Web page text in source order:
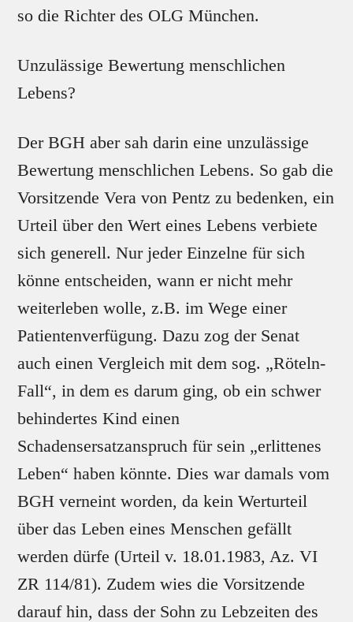
so die Richter des OLG München.
Unzulässige Bewertung menschlichen
Lebens?
Der BGH aber sah darin eine unzulässige
Bewertung menschlichen Lebens. So gab die
Vorsitzende Vera von Pentz zu bedenken, ein
Urteil über den Wert eines Lebens verbiete
sich generell. Nur jeder Einzelne für sich
könne entscheiden, wann er nicht mehr
weiterleben wolle, z.B. im Wege einer
Patientenverfügung. Dazu zog der Senat
auch einen Vergleich mit dem sog. „Röteln-
Fall“, in dem es darum ging, ob ein schwer
behindertes Kind einen
Schadensersatzanspruch für sein „erlittenes
Leben“ haben könnte. Dies war damals vom
BGH verneint worden, da kein Werturteil
über das Leben eines Menschen gefällt
werden dürfe (Urteil v. 18.01.1983, Az. VI
ZR 114/81). Zudem wies die Vorsitzende
darauf hin, dass der Sohn zu Lebzeiten des